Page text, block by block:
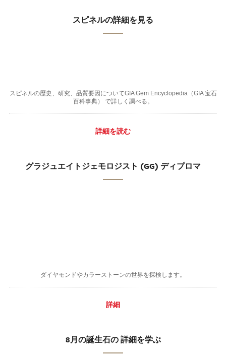
スピネルの詳細を見る
スピネルの歴史、研究、品質要因についてGIA Gem Encyclopedia（GIA 宝石
百科事典） で詳しく調べる。
詳細を読む
グラジュエイトジェモロジスト (GG) ディプロマ
ダイヤモンドやカラーストーンの世界を探検します。
詳細
8月の誕生石の 詳細を学ぶ